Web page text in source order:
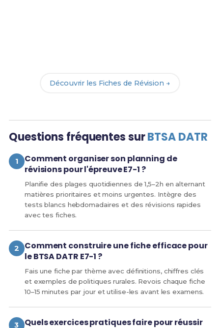
Découvrir les Fiches de Révision →
Questions fréquentes surBTSA DATR
Comment organiser son planning de
révisions pour l'épreuve E7-1 ?
Planifie des plages quotidiennes de 1,5–2h en alternant
matières prioritaires et moins urgentes. Intègre des
tests blancs hebdomadaires et des révisions rapides
avec tes fiches.
Comment construire une fiche efficace pour
le BTSA DATR E7-1 ?
Fais une fiche par thème avec définitions, chiffres clés
et exemples de politiques rurales. Revois chaque fiche
10–15 minutes par jour et utilise-les avant les examens.
Quels exercices pratiques faire pour réussir